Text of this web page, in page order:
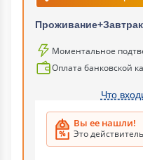
Моментальное
Оплата банковской
Что
Вы ее нашли!
Это